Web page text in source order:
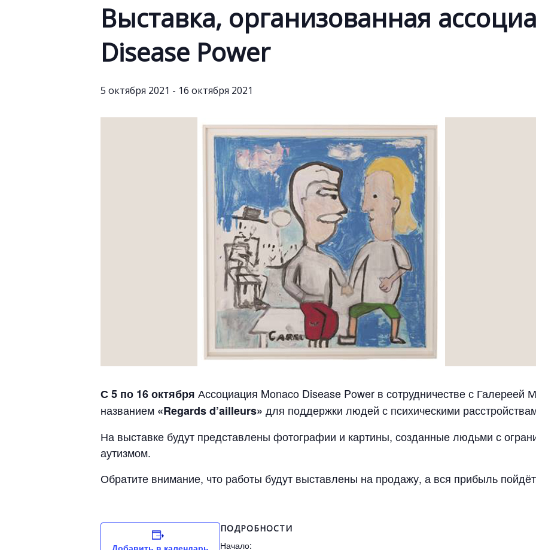
Выставка, организованная
Disease Power
5 октября 2021 - 16 октября 2021
С 5 по 16 октября Ассоциация Monaco Disease Power в сотрудничестве с Галереей
названием «Regards d’ailleurs» для поддержки людей с психическими
На выставке будут представлены фотографии и картины, созданные людьми с
аутизмом.
Обратите внимание, что работы будут выставлены на продажу, а вся прибыль
ПОДРОБНОСТИ
Начало: